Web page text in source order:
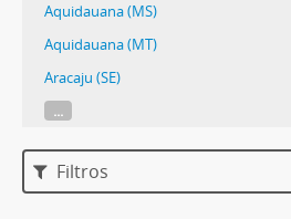
Aquidauana (MS)
Aquidauana (MT)
Aracaju (SE)
...
Filtros